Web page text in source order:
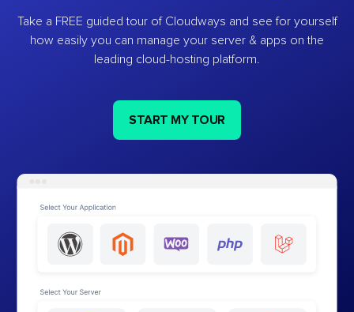
Take a FREE guided tour of Cloudways and see for yourself
how easily you can manage your server & apps on the
leading cloud-hosting platform.
START MY TOUR